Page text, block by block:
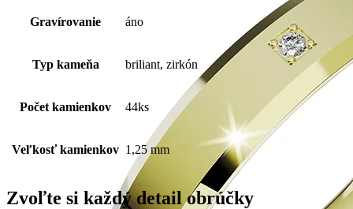
Gravírovanie áno
Typ kameňa briliant, zirkón
Počet kamienkov 44ks
Veľkosť kamienkov 1,25 mm
Zvoľte si každý detail obrúčky